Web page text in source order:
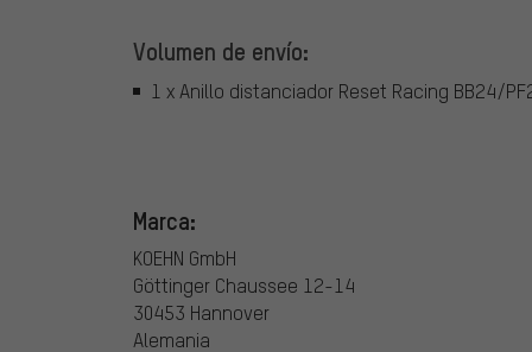
Volumen de envío:
1 x Anillo distanciador Reset Racing BB24/
Marca:
KOEHN GmbH
Göttinger Chaussee 12-14
30453 Hannover
Alemania